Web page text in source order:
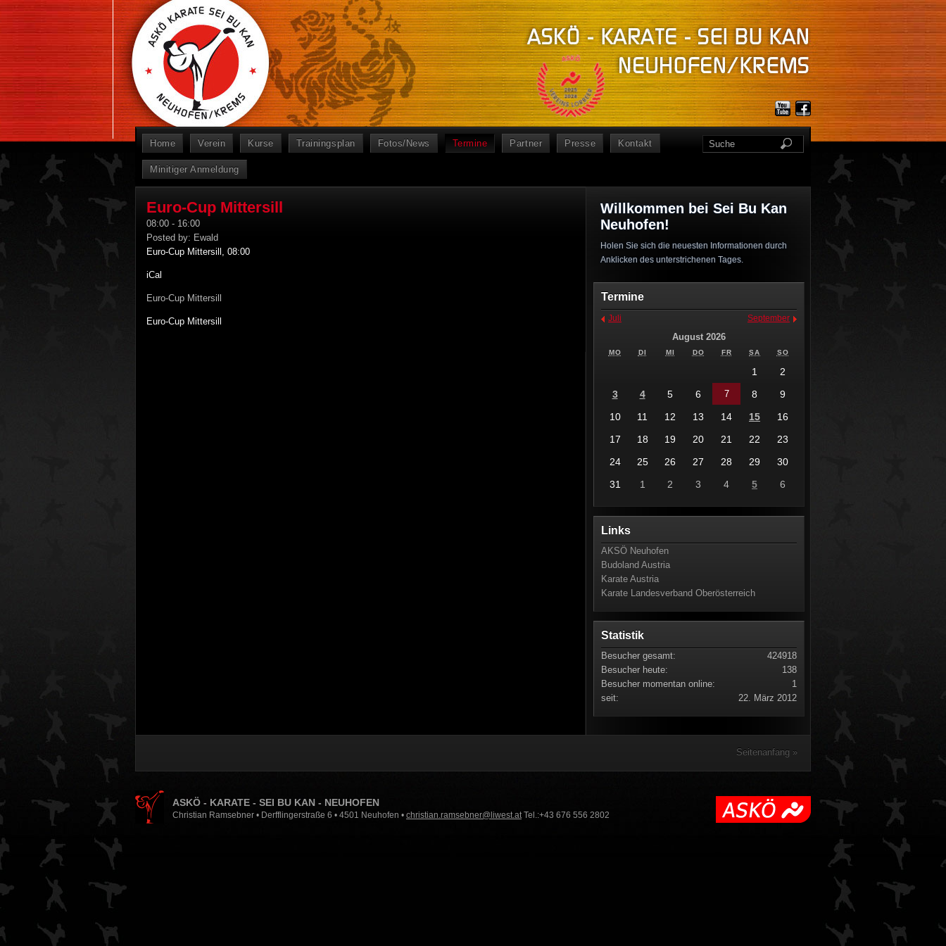
Home Verein Kurse Trainingsplan Fotos/News Termine Partner Presse Kontakt
Minitiger Anmeldung
Euro-Cup Mittersill
08:00 - 16:00
Posted by: Ewald
Euro-Cup Mittersill, 08:00
iCal
Euro-Cup Mittersill
Euro-Cup Mittersill
Willkommen bei Sei Bu Kan
Neuhofen!
Holen Sie sich die neuesten Informationen durch
Anklicken des unterstrichenen Tages.
Termine
Juli September
August 2026
MO DI MI DO FR SA SO
1
2
3
4 5 6 7 8
9
10
11 12 13 14 15
16
17
18 19 20 21 22
23
24
25 26 27 28 29
30
31
1 2 3 4 5 6
Links
AKSÖ Neuhofen
Budoland Austria
Karate Austria
Karate Landesverband Oberösterreich
Statistik
424918
Besucher gesamt:
138
Besucher heute:
1
Besucher momentan online:
22. März 2012
seit:
Seitenanfang »
ASKÖ - KARATE - SEI BU KAN - NEUHOFEN
Christian Ramsebner • Derfflingerstraße 6 • 4501 Neuhofen • christian.ramsebner@liwest.atTel.:+43 676 556 2802